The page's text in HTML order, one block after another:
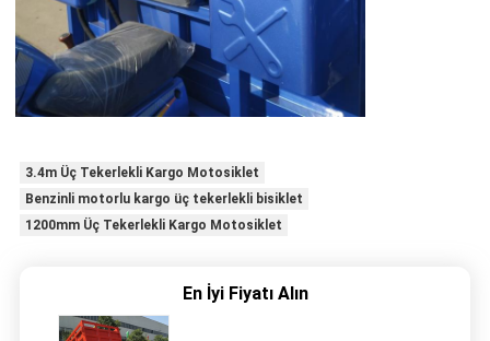
3.4m Üç Tekerlekli Kargo Motosiklet
Benzinli motorlu kargo üç tekerlekli bisiklet
1200mm Üç Tekerlekli Kargo Motosiklet
En İyi Fiyatı Alın